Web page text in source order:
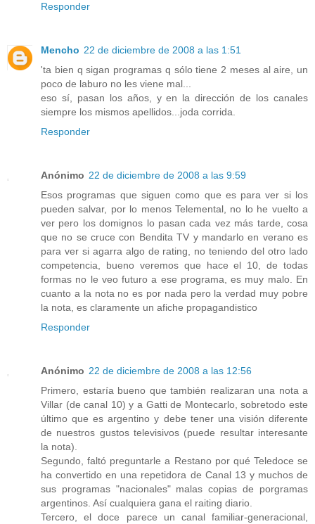
Responder
Mencho 22 de diciembre de 2008 a las 1:51
'ta bien q sigan programas q sólo tiene 2 meses al aire, un
poco de laburo no les viene mal...
eso sí, pasan los años, y en la dirección de los canales
siempre los mismos apellidos...joda corrida.
Responder
Anónimo 22 de diciembre de 2008 a las 9:59
Esos programas que siguen como que es para ver si los
pueden salvar, por lo menos Telemental, no lo he vuelto a
ver pero los domignos lo pasan cada vez más tarde, cosa
que no se cruce con Bendita TV y mandarlo en verano es
para ver si agarra algo de rating, no teniendo del otro lado
competencia, bueno veremos que hace el 10, de todas
formas no le veo futuro a ese programa, es muy malo. En
cuanto a la nota no es por nada pero la verdad muy pobre
la nota, es claramente un afiche propagandistico
Responder
Anónimo 22 de diciembre de 2008 a las 12:56
Primero, estaría bueno que también realizaran una nota a
Villar (de canal 10) y a Gatti de Montecarlo, sobretodo este
último que es argentino y debe tener una visión diferente
de nuestros gustos televisivos (puede resultar interesante
la nota).
Segundo, faltó preguntarle a Restano por qué Teledoce se
ha convertido en una repetidora de Canal 13 y muchos de
sus programas "nacionales" malas copias de porgramas
argentinos. Así cualquiera gana el raiting diario.
Tercero, el doce parece un canal familiar-generacional,